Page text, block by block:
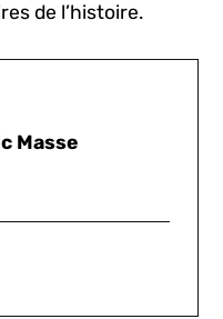
de l’histoire.
Masse